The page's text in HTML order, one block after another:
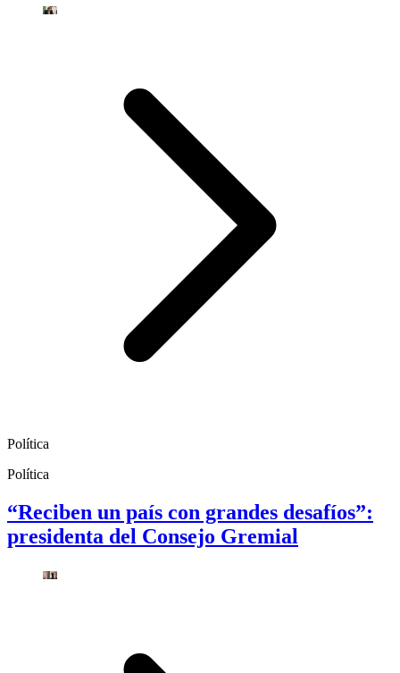
Política
Política
“Reciben un país con grandes desafíos”:
presidenta del Consejo Gremial